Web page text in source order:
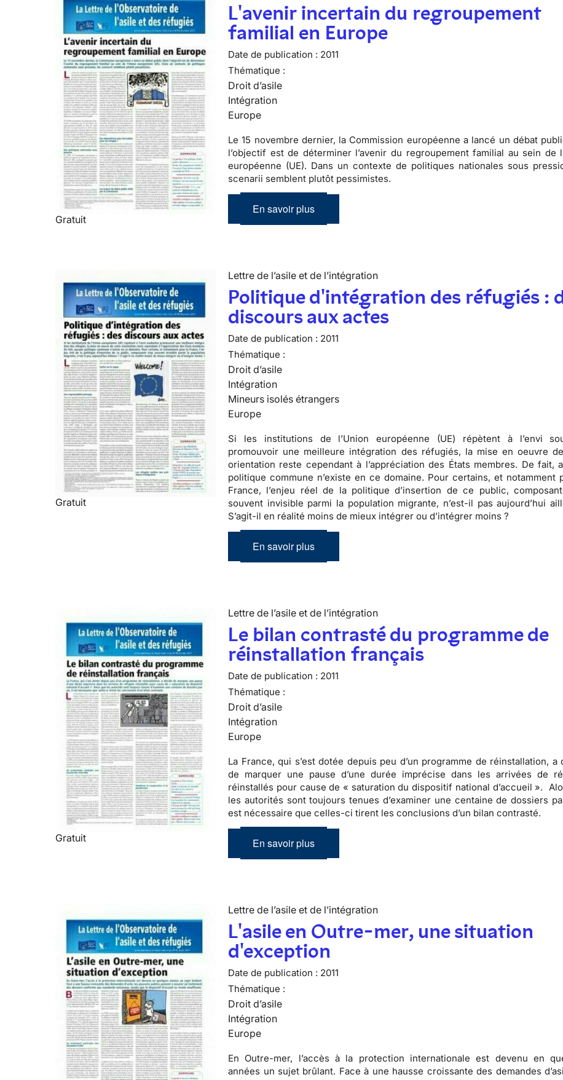
Gratuit
L'avenir incertain du regroupement
familial en Europe
Date de publication : 2011
Thématique :
Droit d’asile
Intégration
Europe
Le 15 novembre dernier, la Commission européenne a lancé un débat
l’objectif est de déterminer l’avenir du regroupement familial au sein de
européenne (UE). Dans un contexte de politiques nationales sous
scenarii semblent plutôt pessimistes.
En savoir plus
Gratuit
Lettre de l’asile et de l’intégration
Politique d'intégration des réfugiés :
discours aux actes
Date de publication : 2011
Thématique :
Droit d’asile
Intégration
Mineurs isolés étrangers
Europe
Si les institutions de l’Union européenne (UE) répètent à l’envi
promouvoir une meilleure intégration des réfugiés, la mise en oeuvre
orientation reste cependant à l’appréciation des États membres. De fait,
politique commune n’existe en ce domaine. Pour certains, et notamment
France, l’enjeu réel de la politique d’insertion de ce public,
souvent invisible parmi la population migrante, n’est-il pas aujourd’hui
S’agit-il en réalité moins de mieux intégrer ou d’intégrer moins ?
En savoir plus
Gratuit
Lettre de l’asile et de l’intégration
Le bilan contrasté du programme de
réinstallation français
Date de publication : 2011
Thématique :
Droit d’asile
Intégration
Europe
La France, qui s’est dotée depuis peu d’un programme de réinstallation, a
de marquer une pause d’une durée imprécise dans les arrivées de
réinstallés pour cause de « saturation du dispositif national d’accueil ».
les autorités sont toujours tenues d’examiner une centaine de dossiers
est nécessaire que celles-ci tirent les conclusions d’un bilan contrasté.
En savoir plus
Lettre de l’asile et de l’intégration
L'asile en Outre-mer, une situation
d'exception
Date de publication : 2011
Thématique :
Droit d’asile
Intégration
Europe
En Outre-mer, l’accès à la protection internationale est devenu en
années un sujet brûlant. Face à une hausse croissante des demandes